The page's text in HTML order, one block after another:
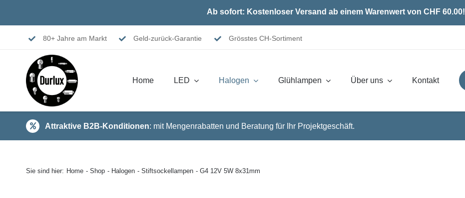
Ab sofort: Kostenloser Versand ab einem Warenwert von CHF 60.00!
80+ Jahre am Markt Geld-zurück-Garantie Grösstes CH-Sortiment
Home LED Halogen Glühlampen Über uns Kontakt
Attraktive B2B-Konditionen: mit Mengenrabatten und Beratung für Ihr Projektgeschäft.
Sie sind hier: Home Shop Halogen Stiftsockellampen G4 12V 5W 8x31mm